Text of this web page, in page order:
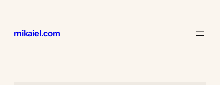
konten
mikaiel.com